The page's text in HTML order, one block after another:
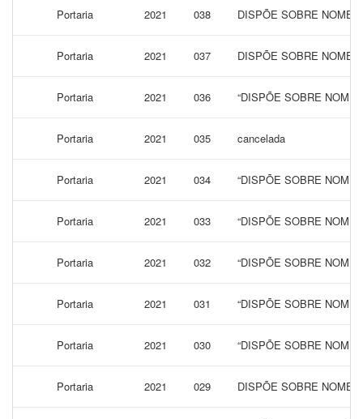
Portaria 2021 038 DISPÕE SOBRE
Portaria 2021 037 DISPÕE SOBRE
Portaria 2021 036 “DISPÕE SOBRE
Portaria 2021 035 cancelada
Portaria 2021 034 “DISPÕE SOBRE
Portaria 2021 033 “DISPÕE SOBRE
Portaria 2021 032 “DISPÕE SOBRE
Portaria 2021 031 “DISPÕE SOBRE
Portaria 2021 030 “DISPÕE SOBRE
Portaria 2021 029 DISPÕE SOBRE